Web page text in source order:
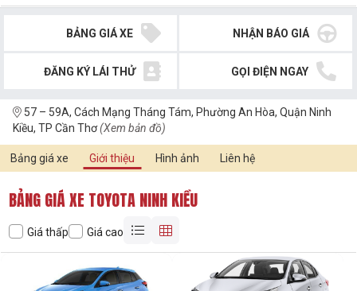
BẢNG GIÁ XE NHẬN BÁO GIÁ
ĐĂNG KÝ LÁI THỬ GỌI ĐIỆN NGAY
57 – 59A, Cách Mạng Tháng Tám, Phường An Hòa, Quận Ninh
Kiều, TP Cần Thơ(Xem bản đồ)
Bảng giá xe Giới thiệu Hình ảnh Liên hệ
BẢNG GIÁ XE TOYOTA NINH KIỀU
Giá thấp Giá cao